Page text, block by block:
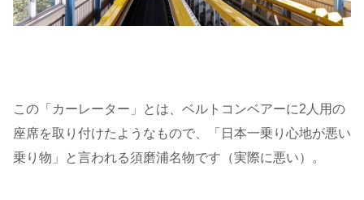
この「カーレーター」とは、ベルトコンベアーに2人用の
座席を取り付けたようなもので、「日本一乗り心地が悪い
乗り物」と言われる須磨浦名物です（実際に悪い）。